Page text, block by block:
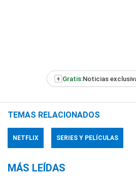
+ Gratis:Noticias
TEMAS RELACIONADOS
NETFLIX SERIES Y PELÍCULAS
MÁS LEÍDAS